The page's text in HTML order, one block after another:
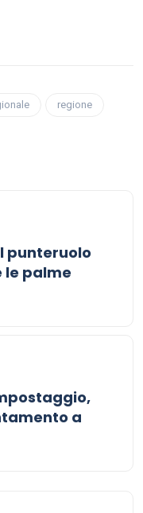
regione
punteruolo
le palme
a